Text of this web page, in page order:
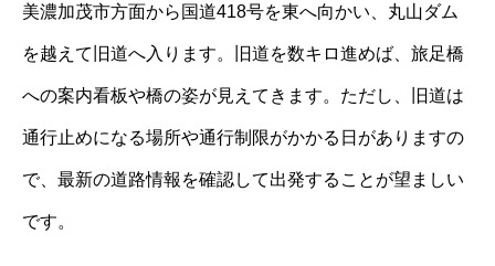
美濃加茂市方面から国道418号を東へ向かい、丸山ダム
を越えて旧道へ入ります。旧道を数キロ進めば、旅足橋
への案内看板や橋の姿が見えてきます。ただし、旧道は
通行止めになる場所や通行制限がかかる日がありますの
で、最新の道路情報を確認して出発することが望ましい
です。